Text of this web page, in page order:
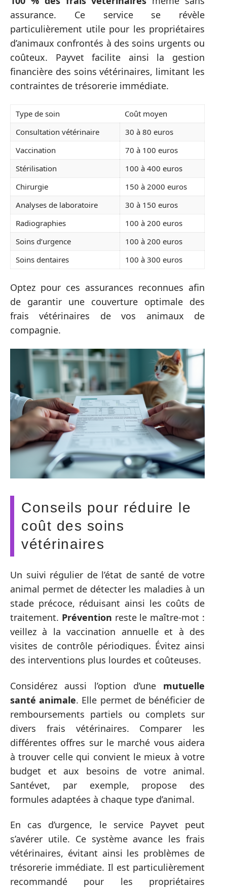
assurance. Ce service se révèle
particulièrement utile pour les propriétaires
d’animaux confrontés à des soins urgents ou
coûteux. Payvet facilite ainsi la gestion
financière des soins vétérinaires, limitant les
contraintes de trésorerie immédiate.
Type de soin
Coût moyen
Consultation vétérinaire
30 à 80 euros
Vaccination
70 à 100 euros
Stérilisation
100 à 400 euros
Chirurgie
150 à 2000 euros
Analyses de laboratoire
30 à 150 euros
Radiographies
100 à 200 euros
Soins d’urgence
100 à 200 euros
Soins dentaires
100 à 300 euros
Optez pour ces assurances reconnues afin
de garantir une couverture optimale des
frais vétérinaires de vos animaux de
compagnie.
Conseils pour réduire le
coût des soins
vétérinaires
Un suivi régulier de l’état de santé de votre
animal permet de détecter les maladies à un
stade précoce, réduisant ainsi les coûts de
traitement. Prévention reste le maître-mot :
veillez à la vaccination annuelle et à des
visites de contrôle périodiques. Évitez ainsi
des interventions plus lourdes et coûteuses.
Considérez aussi l’option d’une mutuelle
santé animale. Elle permet de bénéficier de
remboursements partiels ou complets sur
divers frais vétérinaires. Comparer les
différentes offres sur le marché vous aidera
à trouver celle qui convient le mieux à votre
budget et aux besoins de votre animal.
Santévet, par exemple, propose des
formules adaptées à chaque type d’animal.
En cas d’urgence, le service Payvet peut
s’avérer utile. Ce système avance les frais
vétérinaires, évitant ainsi les problèmes de
trésorerie immédiate. Il est particulièrement
recommandé pour les propriétaires